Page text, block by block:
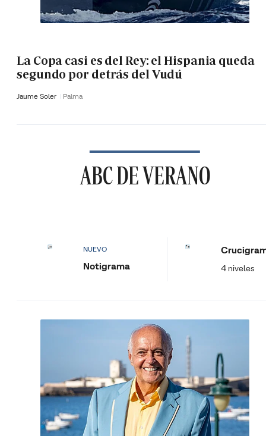
La Copa casi es del Rey: el Hispania queda
segundo por detrás del Vudú
Jaume Soler Palma
ABC DE VERANO
NUEVO
Notigrama 4 niveles